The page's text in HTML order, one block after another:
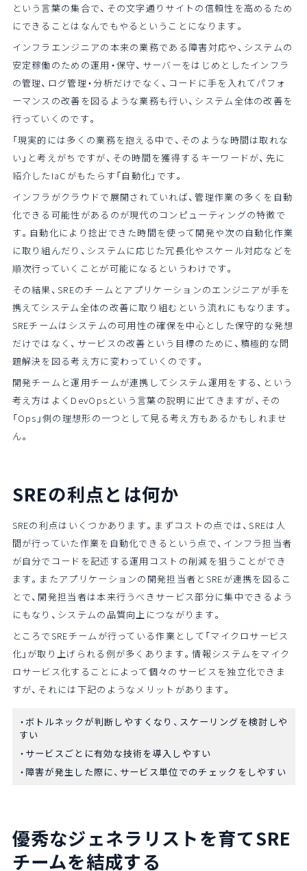
という言葉の集合で、その文字通りサイトの信頼性を高めるため
にできることはなんでもやるということになります。
インフラエンジニアの本来の業務である障害対応や、システムの
安定稼働のための運用・保守、サーバーをはじめとしたインフラ
の管理、ログ管理・分析だけでなく、コードに手を入れてパフォ
ーマンスの改善を図るような業務も行い、システム全体の改善を
行っていくのです。
「現実的には多くの業務を抱える中で、そのような時間は取れな
い」と考えがちですが、その時間を獲得するキーワードが、先に
紹介したIaCがもたらす「自動化」です。
インフラがクラウドで展開されていれば、管理作業の多くを自動
化できる可能性があるのが現代のコンピューティングの特徴で
す。自動化により捻出できた時間を使って開発や次の自動化作業
に取り組んだり、システムに応じた冗長化やスケール対応などを
順次行っていくことが可能になるというわけです。
その結果、SREのチームとアプリケーションのエンジニアが手を
携えてシステム全体の改善に取り組むという流れにもなります。
SREチームはシステムの可用性の確保を中心とした保守的な発想
だけではなく、サービスの改善という目標のために、積極的な問
題解決を図る考え方に変わっていくのです。
開発チームと運用チームが連携してシステム運用をする、という
考え方はよくDevOpsという言葉の説明に出てきますが、その
「Ops」側の理想形の一つとして見る考え方もあるかもしれませ
ん。
SREの利点とは何か
SREの利点はいくつかあります。まずコストの点では、SREは人
間が行っていた作業を自動化できるという点で、インフラ担当者
が自分でコードを記述する運用コストの削減を狙うことができ
ます。またアプリケーションの開発担当者とSREが連携を図るこ
とで、開発担当者は本来行うべきサービス部分に集中できるよう
にもなり、システムの品質向上につながります。
ところでSREチームが行っている作業として「マイクロサービス
化」が取り上げられる例が多くあります。情報システムをマイク
ロサービス化することによって個々のサービスを独立化できま
すが、それには下記のようなメリットがあります。
ボトルネックが判断しやすくなり、スケーリングを検討しや
すい
サービスごとに有効な技術を導入しやすい
障害が発生した際に、サービス単位でのチェックをしやすい
優秀なジェネラリストを育てSRE
チームを結成する